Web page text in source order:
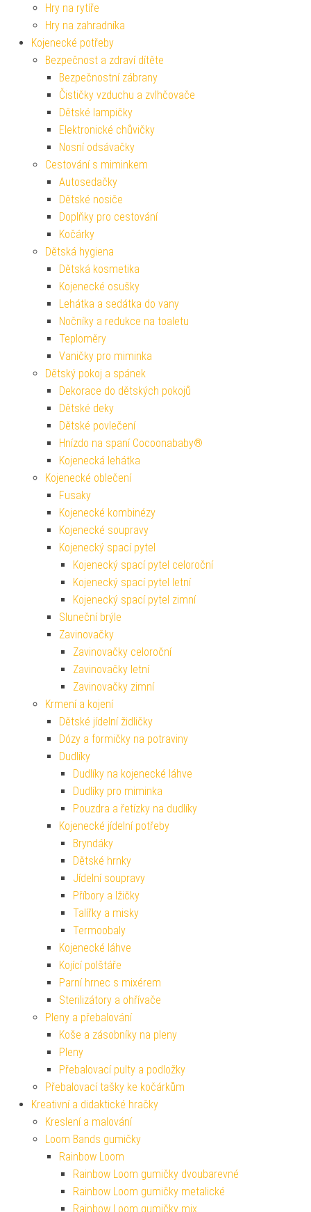
Hry na rytíře
Hry na zahradníka
Kojenecké potřeby
Bezpečnost a zdraví dítěte
Bezpečnostní zábrany
Čističky vzduchu a zvlhčovače
Dětské lampičky
Elektronické chůvičky
Nosní odsávačky
Cestování s miminkem
Autosedačky
Dětské nosiče
Doplňky pro cestování
Kočárky
Dětská hygiena
Dětská kosmetika
Kojenecké osušky
Lehátka a sedátka do vany
Nočníky a redukce na toaletu
Teploměry
Vaničky pro miminka
Dětský pokoj a spánek
Dekorace do dětských pokojů
Dětské deky
Dětské povlečení
Hnízdo na spaní Cocoonababy®
Kojenecká lehátka
Kojenecké oblečení
Fusaky
Kojenecké kombinézy
Kojenecké soupravy
Kojenecký spací pytel
Kojenecký spací pytel celoroční
Kojenecký spací pytel letní
Kojenecký spací pytel zimní
Sluneční brýle
Zavinovačky
Zavinovačky celoroční
Zavinovačky letní
Zavinovačky zimní
Krmení a kojení
Dětské jídelní židličky
Dózy a formičky na potraviny
Dudlíky
Dudlíky na kojenecké láhve
Dudlíky pro miminka
Pouzdra a řetízky na dudlíky
Kojenecké jídelní potřeby
Bryndáky
Dětské hrnky
Jídelní soupravy
Příbory a lžičky
Talířky a misky
Termoobaly
Kojenecké láhve
Kojící polštáře
Parní hrnec s mixérem
Sterilizátory a ohřívače
Pleny a přebalování
Koše a zásobníky na pleny
Pleny
Přebalovací pulty a podložky
Přebalovací tašky ke kočárkům
Kreativní a didaktické hračky
Kreslení a malování
Loom Bands gumičky
Rainbow Loom
Rainbow Loom gumičky dvoubarevné
Rainbow Loom gumičky metalické
Rainbow Loom gumičky mix